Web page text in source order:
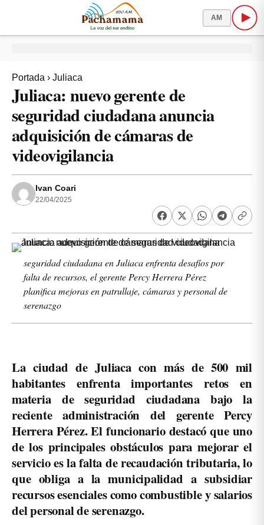
AM
Portada › Juliaca
Juliaca: nuevo gerente de
seguridad ciudadana anuncia
adquisición de cámaras de
videovigilancia
Ivan Coari
22/04/2025
seguridad ciudadana en Juliaca enfrenta desafíos por
falta de recursos, el gerente Percy Herrera Pérez
planifica mejoras en patrullaje, cámaras y personal de
serenazgo
La ciudad de Juliaca con más de 500 mil
habitantes enfrenta importantes retos en
materia de seguridad ciudadana bajo la
reciente administración del gerente Percy
Herrera Pérez. El funcionario destacó que uno
de los principales obstáculos para mejorar el
servicio es la falta de recaudación tributaria, lo
que obliga a la municipalidad a subsidiar
recursos esenciales como combustible y salarios
del personal de serenazgo.